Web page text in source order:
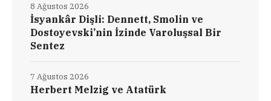
İsyankâr Dişli: Dennett, Smolin ve
Dostoyevski’nin İzinde Varoluşsal Bir
Sentez
8 Ağustos 2026
Herbert Melzig ve Atatürk
7 Ağustos 2026